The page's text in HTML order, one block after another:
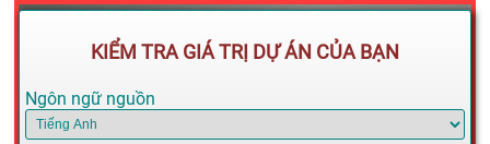
KIỂM TRA GIÁ TRỊ DỰ ÁN CỦA BẠN
Ngôn ngữ nguồn